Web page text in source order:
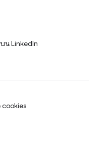
น LinkedIn